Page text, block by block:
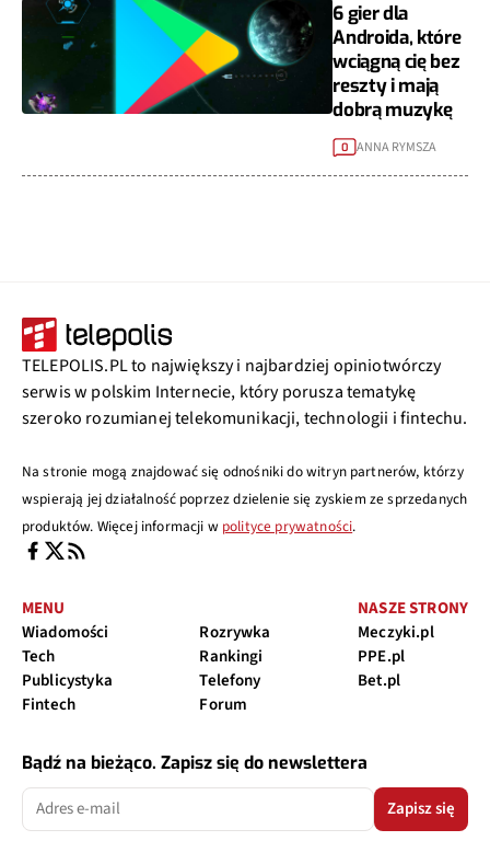
6 gier dla
Androida, które
wciągną cię bez
reszty i mają
dobrą muzykę
0 ANNA RYMSZA
TELEPOLIS.PL to największy i najbardziej opiniotwórczy
serwis w polskim Internecie, który porusza tematykę
szeroko rozumianej telekomunikacji, technologii i fintechu.
Na stronie mogą znajdować się odnośniki do witryn partnerów, którzy
wspierają jej działalność poprzez dzielenie się zyskiem ze sprzedanych
produktów. Więcej informacji w polityce prywatności.
MENU
Wiadomości
Tech
Publicystyka
Fintech
Rozrywka
Rankingi
Telefony
Forum
NASZE STRONY
Meczyki.pl
PPE.pl
Bet.pl
Bądź na bieżąco. Zapisz się do newslettera
Zapisz się